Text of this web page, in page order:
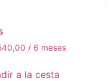
/ 6 meses
a la cesta